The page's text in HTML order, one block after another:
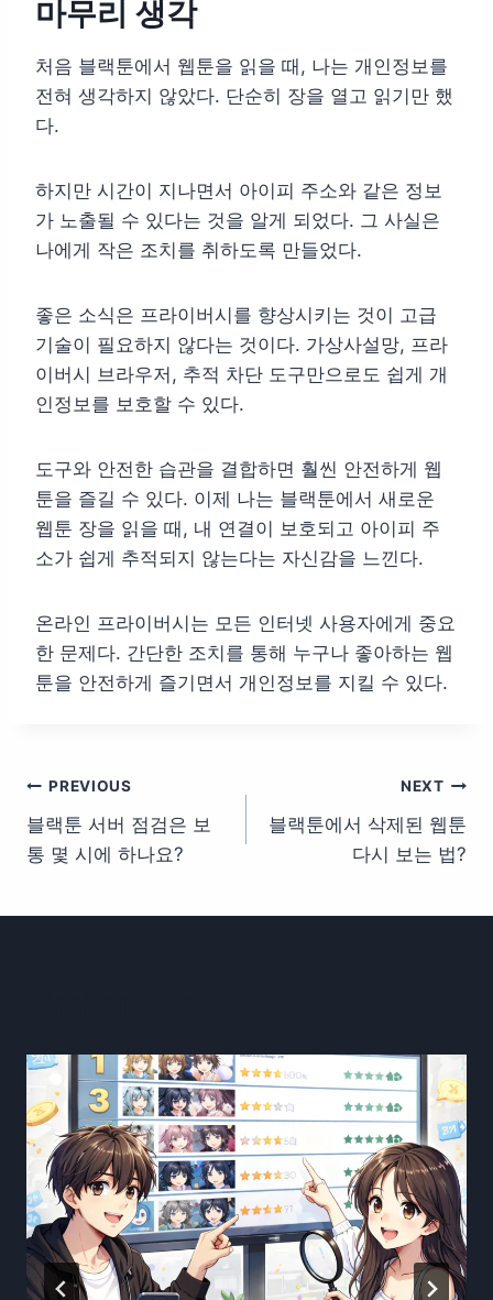
마무리 생각
처음 블랙툰에서 웹툰을 읽을 때, 나는 개인정보를
전혀 생각하지 않았다. 단순히 장을 열고 읽기만 했
다.
하지만 시간이 지나면서 아이피 주소와 같은 정보
가 노출될 수 있다는 것을 알게 되었다. 그 사실은
나에게 작은 조치를 취하도록 만들었다.
좋은 소식은 프라이버시를 향상시키는 것이 고급
기술이 필요하지 않다는 것이다. 가상사설망, 프라
이버시 브라우저, 추적 차단 도구만으로도 쉽게 개
인정보를 보호할 수 있다.
도구와 안전한 습관을 결합하면 훨씬 안전하게 웹
툰을 즐길 수 있다. 이제 나는 블랙툰에서 새로운
웹툰 장을 읽을 때, 내 연결이 보호되고 아이피 주
소가 쉽게 추적되지 않는다는 자신감을 느낀다.
온라인 프라이버시는 모든 인터넷 사용자에게 중요
한 문제다. 간단한 조치를 통해 누구나 좋아하는 웹
툰을 안전하게 즐기면서 개인정보를 지킬 수 있다.
글
탐
PREVIOUS
블랙툰 서버 점검은 보
통 몇 시에 하나요?
NEXT
블랙툰에서 삭제된 웹툰
다시 보는 법?